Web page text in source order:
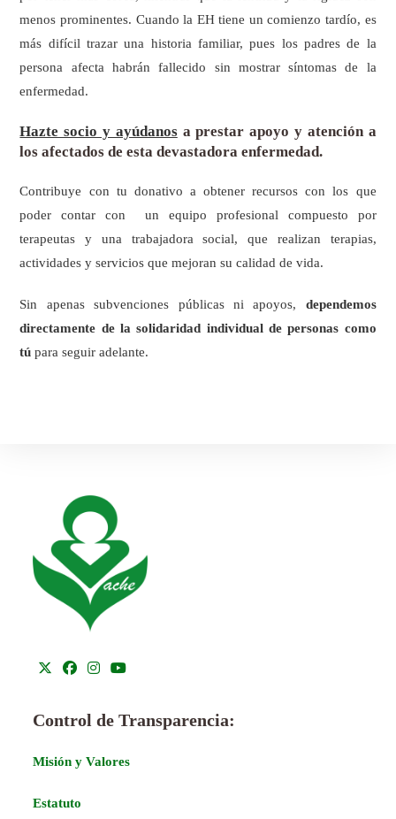
menos prominentes. Cuando la EH tiene un comienzo tardío, es
más difícil trazar una historia familiar, pues los padres de la
persona afecta habrán fallecido sin mostrar síntomas de la
enfermedad.
Hazte socio y ayúdanosa prestar apoyo y atención a
los afectados de esta devastadora enfermedad.
Contribuye con tu donativo a obtener recursos con los que
poder contar con un equipo profesional compuesto por
terapeutas y una trabajadora social, que realizan terapias,
actividades y servicios que mejoran su calidad de vida.
Sin apenas subvenciones públicas ni apoyos, dependemos
directamente de la solidaridad individual de personas como
túpara seguir adelante.
Control de Transparencia:
Misión y Valores
Estatuto